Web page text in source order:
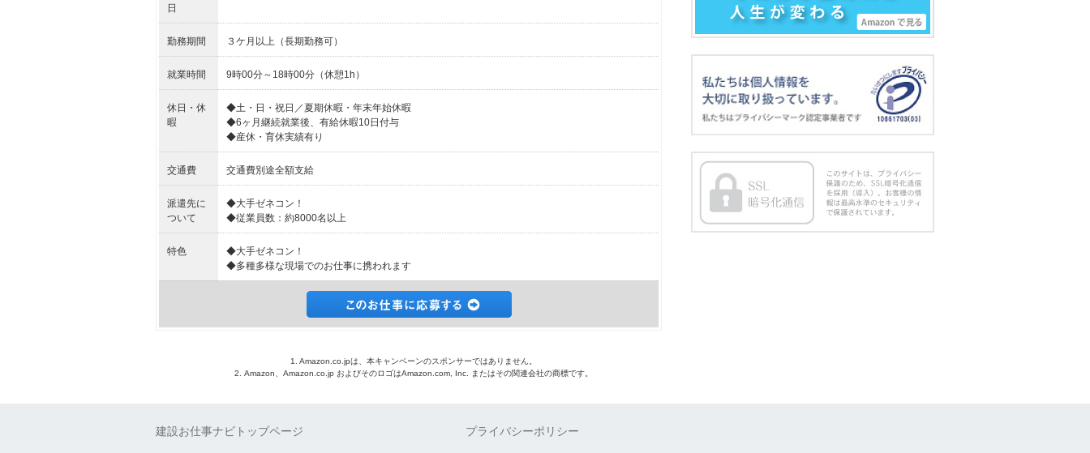
日
勤務期間 ３ケ月以上（長期勤務可）
就業時間 9時00分～18時00分（休憩1h）
休日・休
暇
◆土・日・祝日／夏期休暇・年末年始休暇
◆6ヶ月継続就業後、有給休暇10日付与
◆産休・育休実績有り
交通費 交通費別途全額支給
派遣先に
ついて
◆大手ゼネコン！
◆従業員数：約8000名以上
特色
◆大手ゼネコン！
◆多種多様な現場でのお仕事に携われます
1. Amazon.co.jpは、本キャンペーンのスポンサーではありません。
2. Amazon、Amazon.co.jp およびそのロゴはAmazon.com, Inc. またはその関連会社の商標です。
建設お仕事ナビトップページ プライバシーポリシー